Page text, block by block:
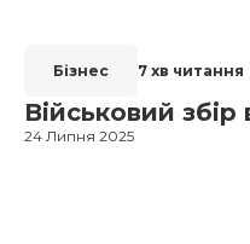
Бізнес 7 хв читання
Військовий збір
24 Липня 2025